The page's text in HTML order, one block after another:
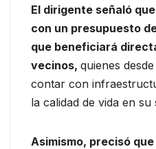
El dirigente señaló
con un presupuesto
que beneficiará
vecinos, quienes
contar con
la calidad de vida en su
Asimismo, precisó